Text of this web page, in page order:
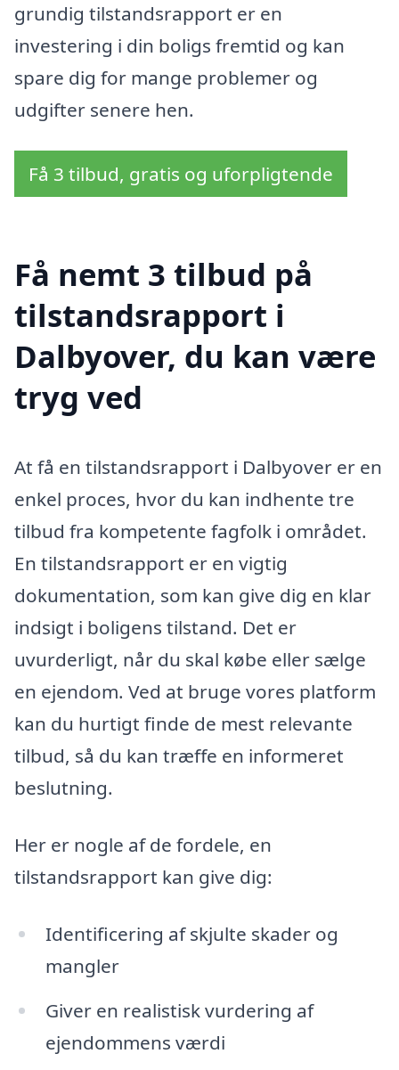
grundig tilstandsrapport er en
investering i din boligs fremtid og kan
spare dig for mange problemer og
udgifter senere hen.
Få 3 tilbud, gratis og uforpligtende
Få nemt 3 tilbud på
tilstandsrapport i
Dalbyover, du kan være
tryg ved
At få en tilstandsrapport i Dalbyover er en
enkel proces, hvor du kan indhente tre
tilbud fra kompetente fagfolk i området.
En tilstandsrapport er en vigtig
dokumentation, som kan give dig en klar
indsigt i boligens tilstand. Det er
uvurderligt, når du skal købe eller sælge
en ejendom. Ved at bruge vores platform
kan du hurtigt finde de mest relevante
tilbud, så du kan træffe en informeret
beslutning.
Her er nogle af de fordele, en
tilstandsrapport kan give dig:
Identificering af skjulte skader og
mangler
Giver en realistisk vurdering af
ejendommens værdi